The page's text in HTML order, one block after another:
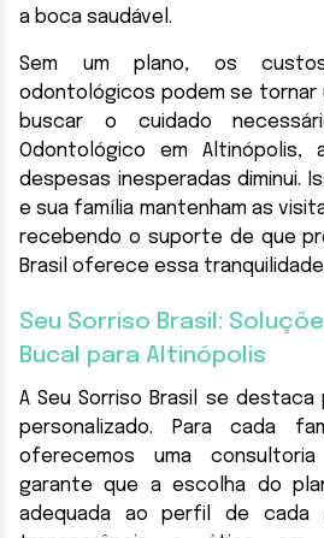
a boca saudável.
Sem um plano, os
odontológicos podem se tornar
buscar o cuidado
Odontológico em Altinópolis,
despesas inesperadas diminui.
e sua família mantenham as
recebendo o suporte de que
Brasil oferece essa
Seu Sorriso Brasil:
Bucal para Altinópolis
A Seu Sorriso Brasil se
personalizado. Para cada
oferecemos uma consultoria
garante que a escolha do
adequada ao perfil de cada